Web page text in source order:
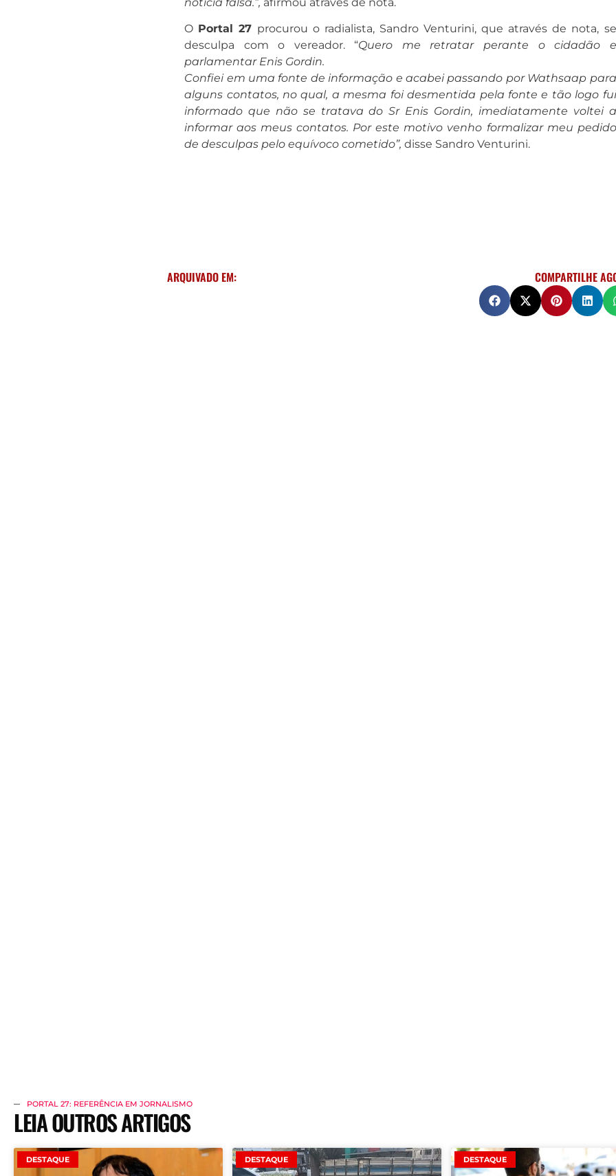
O Portal 27 procurou o radialista, Sandro Venturini, que através de nota, se
desculpa com o vereador. “Quero me retratar perante o cidadão e
parlamentar Enis Gordin.
Confiei em uma fonte de informação e acabei passando por Wathsaap para
alguns contatos, no qual, a mesma foi desmentida pela fonte e tão logo fui
informado que não se tratava do Sr Enis Gordin, imediatamente voltei a
informar aos meus contatos. Por este motivo venho formalizar meu pedido
de desculpas pelo equívoco cometido”,disse Sandro Venturini.
ARQUIVADO EM: COMPARTILHE
PORTAL 27: REFERÊNCIA EM JORNALISMO
LEIA OUTROS ARTIGOS
DESTAQUE DESTAQUE DESTAQUE